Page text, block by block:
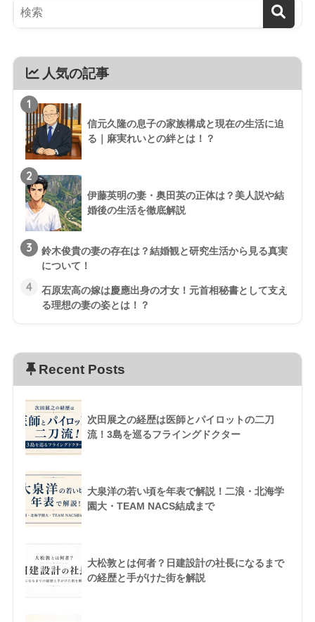
人気の記事
1
信元久隆の息子の家族構成と現在の生活に迫
る｜麻実れいとの絆とは！？
2
伊藤英明の妻・奥田英の正体は？美人説や結
婚後の生活を徹底解説
3
鈴木俊貴の妻の存在は？結婚観と研究生活から見る真実
について！
4
石原宏高の嫁は慶應出身の才女！元首相秘書として支え
る理想の妻の姿とは！？
Recent Posts
次田展之の経歴は医師とパイロットの二刀
流！3島を巡るフライングドクター
大泉洋の若い頃を年表で解説！二浪・北海学
園大・TEAM NACS結成まで
大松敦とは何者？日建設計の社長になるまで
の経歴と手がけた街を解説